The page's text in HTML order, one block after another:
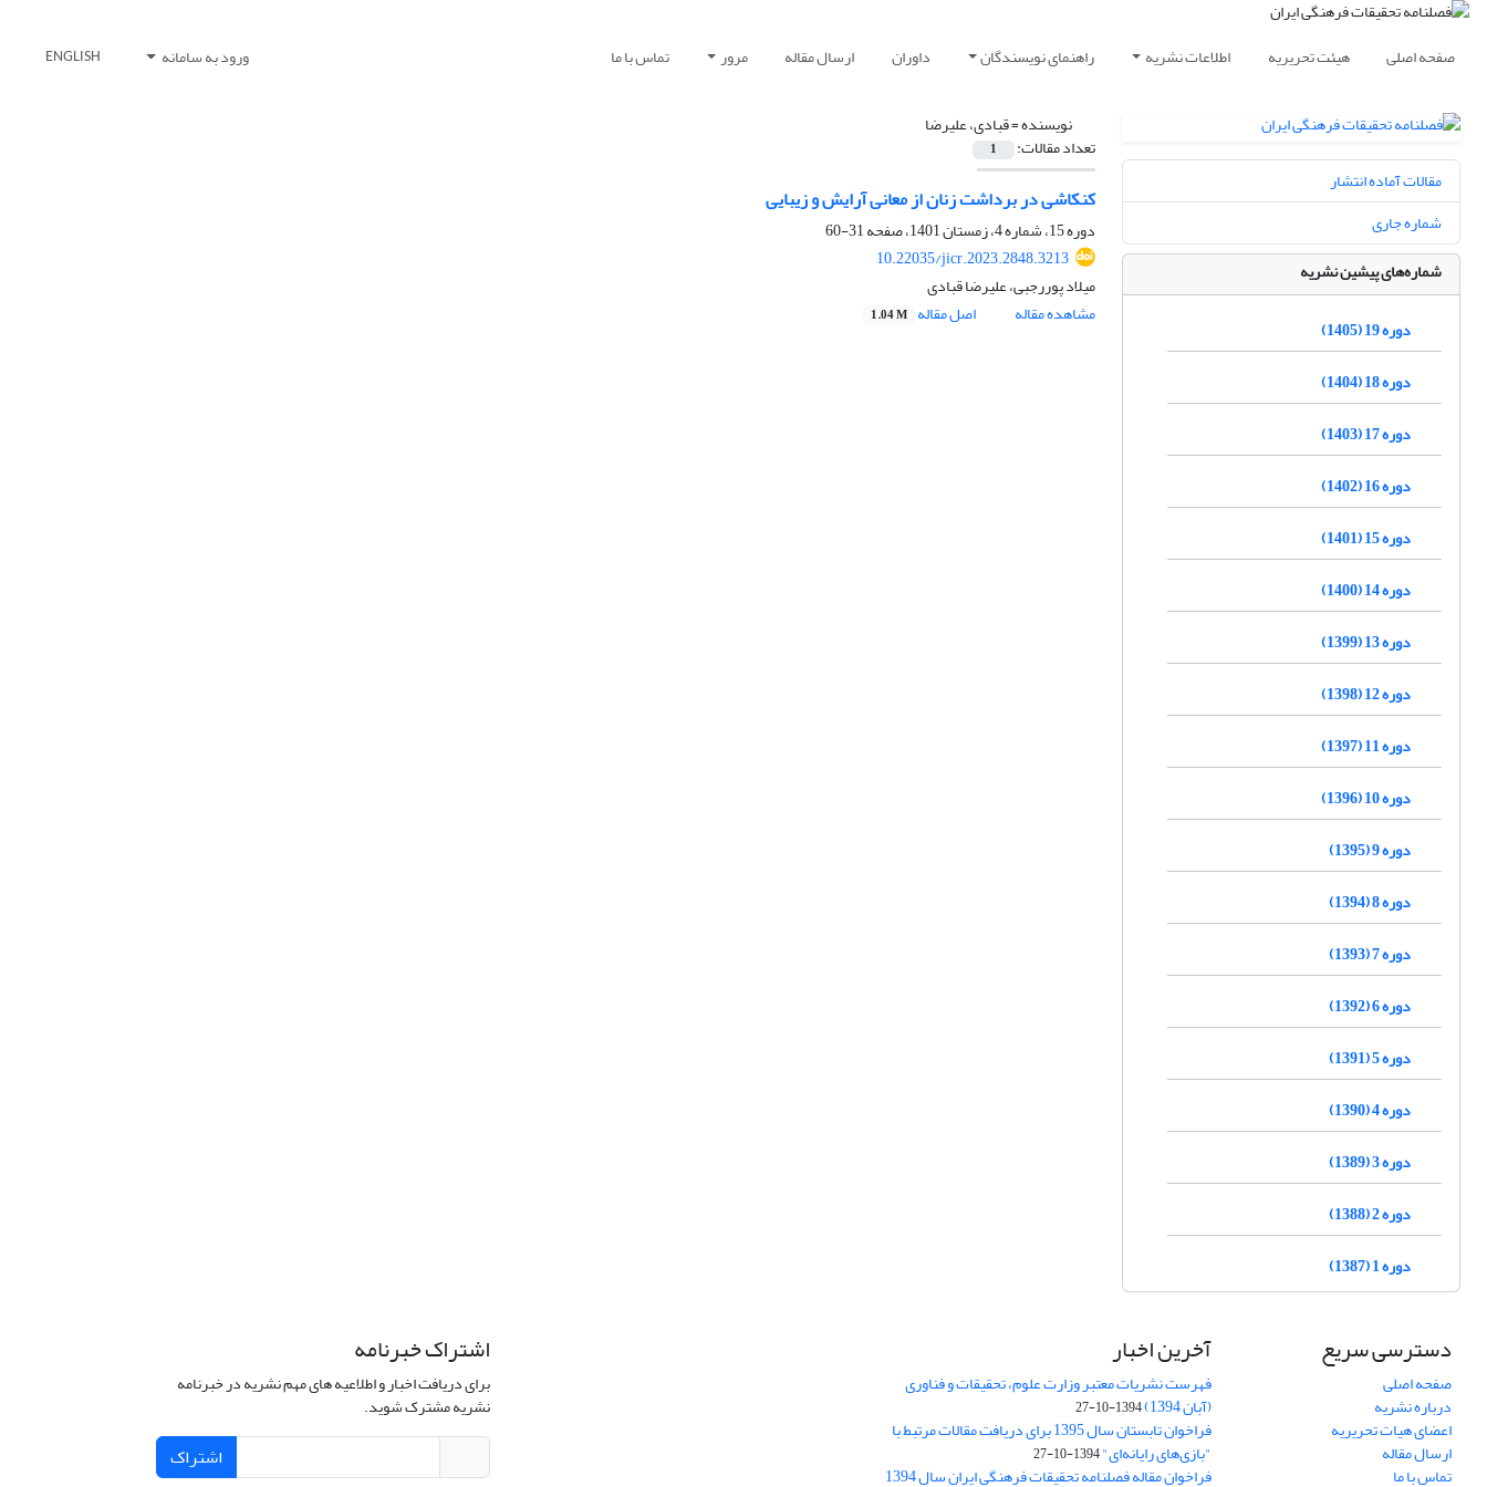
صفحه اصلی هیئت تحریریه اطلاعات نشریه راهنمای نویسندگان داوران ارسال مقاله مرور تماس با ما ورود به سامانه ENGLISH
نویسنده =قبادی، علیرضا
تعداد مقالات: 1
کنکاشی در برداشت زنان از معانی آرایش و زیبایی
دوره 15، شماره 4، زمستان 1401، صفحه
31-60
10.22035/jicr.2023.2848.3213
میلاد پوررجبی، علیرضا قبادی
مشاهده مقاله
اصل مقاله 1.04 M
مقالات آماده انتشار
شماره جاری
شماره‌های پیشین نشریه
دوره 19 (1405)
دوره 18 (1404)
دوره 17 (1403)
دوره 16 (1402)
دوره 15 (1401)
دوره 14 (1400)
دوره 13 (1399)
دوره 12 (1398)
دوره 11 (1397)
دوره 10 (1396)
دوره 9 (1395)
دوره 8 (1394)
دوره 7 (1393)
دوره 6 (1392)
دوره 5 (1391)
دوره 4 (1390)
دوره 3 (1389)
دوره 2 (1388)
دوره 1 (1387)
دسترسی سریع
صفحه اصلی
درباره نشریه
اعضای هیات تحریریه
ارسال مقاله
تماس با ما
آخرین اخبار
فهرست نشریات معتبر وزارت علوم، تحقیقات و فناوری
(آبان 1394) 1394-10-27
فراخوان تابستان سال 1395 برای دریافت مقالات مرتبط با
"بازی‌های رایانه‌ای"1394-10-27
فراخوان مقاله فصلنامه تحقیقات فرهنگی ایران سال 1394
اشتراک خبرنامه
برای دریافت اخبار و اطلاعیه های مهم نشریه در خبرنامه
نشریه مشترک شوید.
اشتراک